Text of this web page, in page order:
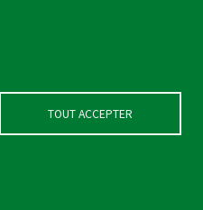
TOUT ACCEPTER